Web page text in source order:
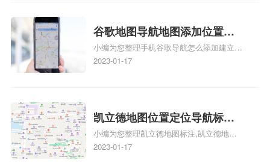
地图标注服务中心铺招牌相关地图标注知
识，详情可查看下方正文！
谷歌地图导航地图添加位置？
添加谷歌地图导航位置？
小编为您整理手机谷歌导航怎么添加建立多
人位置、如何在地图，谷歌地图添加公司位
2023-01-17
凯立德地图位置定位导航标
注？凯立德地图位置定位,导航,
标注？
小编为您整理凯立德地图标注,凯立德地图
标注怎么做啊、凯立德地图标注,凯立德地
2023-01-17